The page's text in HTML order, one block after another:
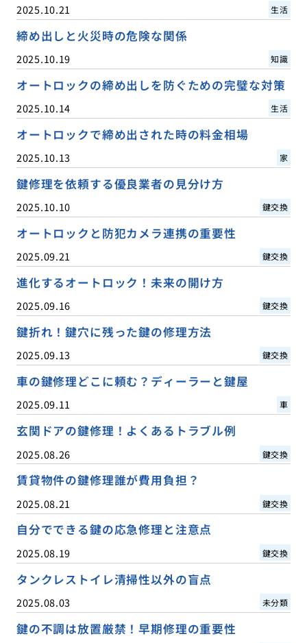
2025.10.21 生活
締め出しと火災時の危険な関係
2025.10.19 知識
オートロックの締め出しを防ぐための完璧な対策
2025.10.14 生活
オートロックで締め出された時の料金相場
2025.10.13 家
鍵修理を依頼する優良業者の見分け方
2025.10.10 鍵交換
オートロックと防犯カメラ連携の重要性
2025.09.21 鍵交換
進化するオートロック！未来の開け方
2025.09.16 鍵交換
鍵折れ！鍵穴に残った鍵の修理方法
2025.09.13 鍵交換
車の鍵修理どこに頼む？ディーラーと鍵屋
2025.09.11 車
玄関ドアの鍵修理！よくあるトラブル例
2025.08.26 鍵交換
賃貸物件の鍵修理誰が費用負担？
2025.08.21 鍵交換
自分でできる鍵の応急修理と注意点
2025.08.19 鍵交換
タンクレストイレ清掃性以外の盲点
2025.08.03 未分類
鍵の不調は放置厳禁！早期修理の重要性